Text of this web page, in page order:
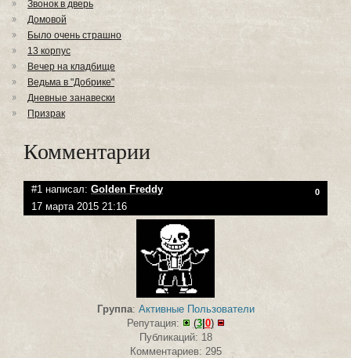
Звонок в дверь
Домовой
Было очень страшно
13 корпус
Вечер на кладбище
Ведьма в "Добрике"
Дневные занавески
Призрак
Комментарии
#1 написал: Golden Freddy 0
17 марта 2015 21:16
Группа: Активные Пользователи
Репутация:
(3| 0)
Публикаций: 18
Комментариев: 295